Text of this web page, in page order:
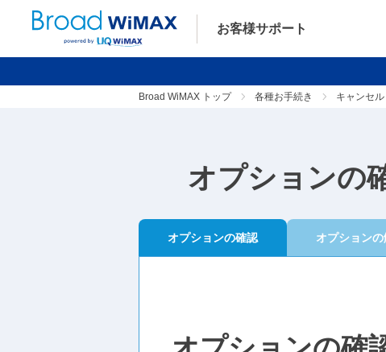
お客様サポート
Broad WiMAX トップ 各種お手続き キャンセ
オプションの
オプションの確認 オプション